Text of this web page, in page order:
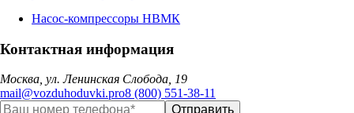
Насос-компрессоры НВМК
Контактная информация
Москва, ул. Ленинская Слобода, 19
mail@vozduhoduvki.pro8 (800) 551-38-11